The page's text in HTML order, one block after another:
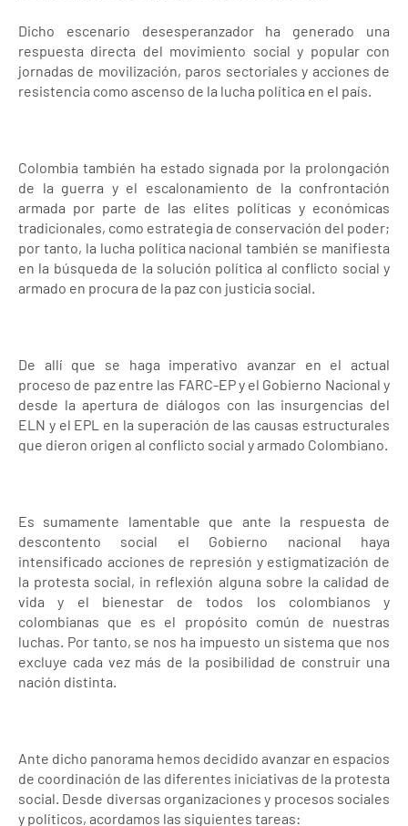
Dicho escenario desesperanzador ha generado una
respuesta directa del movimiento social y popular con
jornadas de movilización, paros sectoriales y acciones de
resistencia como ascenso de la lucha política en el país.
Colombia también ha estado signada por la prolongación
de la guerra y el escalonamiento de la confrontación
armada por parte de las elites políticas y económicas
tradicionales, como estrategia de conservación del poder;
por tanto, la lucha política nacional también se manifiesta
en la búsqueda de la solución política al conflicto social y
armado en procura de la paz con justicia social.
De allí que se haga imperativo avanzar en el actual
proceso de paz entre las FARC-EP y el Gobierno Nacional y
desde la apertura de diálogos con las insurgencias del
ELN y el EPL en la superación de las causas estructurales
que dieron origen al conflicto social y armado Colombiano.
Es sumamente lamentable que ante la respuesta de
descontento social el Gobierno nacional haya
intensificado acciones de represión y estigmatización de
la protesta social, in reflexión alguna sobre la calidad de
vida y el bienestar de todos los colombianos y
colombianas que es el propósito común de nuestras
luchas. Por tanto, se nos ha impuesto un sistema que nos
excluye cada vez más de la posibilidad de construir una
nación distinta.
Ante dicho panorama hemos decidido avanzar en espacios
de coordinación de las diferentes iniciativas de la protesta
social. Desde diversas organizaciones y procesos sociales
y políticos, acordamos las siguientes tareas: